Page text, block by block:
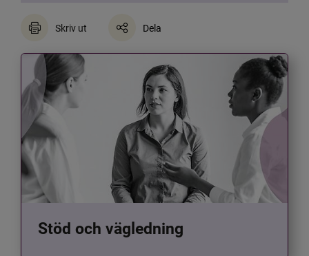
Skriv ut Dela
Stöd och vägledning